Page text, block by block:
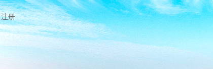
注册